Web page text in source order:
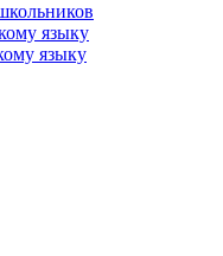
языку
языку